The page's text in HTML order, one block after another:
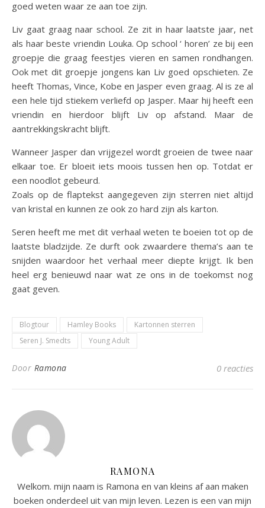
goed weten waar ze aan toe zijn.
Liv gaat graag naar school. Ze zit in haar laatste jaar, net
als haar beste vriendin Louka. Op school ‘ horen’ ze bij een
groepje die graag feestjes vieren en samen rondhangen.
Ook met dit groepje jongens kan Liv goed opschieten. Ze
heeft Thomas, Vince, Kobe en Jasper even graag. Al is ze al
een hele tijd stiekem verliefd op Jasper. Maar hij heeft een
vriendin en hierdoor blijft Liv op afstand. Maar de
aantrekkingskracht blijft.
Wanneer Jasper dan vrijgezel wordt groeien de twee naar
elkaar toe. Er bloeit iets moois tussen hen op. Totdat er
een noodlot gebeurd.
Zoals op de flaptekst aangegeven zijn sterren niet altijd
van kristal en kunnen ze ook zo hard zijn als karton.
Seren heeft me met dit verhaal weten te boeien tot op de
laatste bladzijde. Ze durft ook zwaardere thema’s aan te
snijden waardoor het verhaal meer diepte krijgt. Ik ben
heel erg benieuwd naar wat ze ons in de toekomst nog
gaat geven.
Blogtour Hamley Books
Kartonnen sterren
Seren J. Smedts
Young Adult
Door Ramona 0 reacties
RAMONA
Welkom. mijn naam is Ramona en van kleins af aan maken
boeken onderdeel uit van mijn leven. Lezen is een van mijn